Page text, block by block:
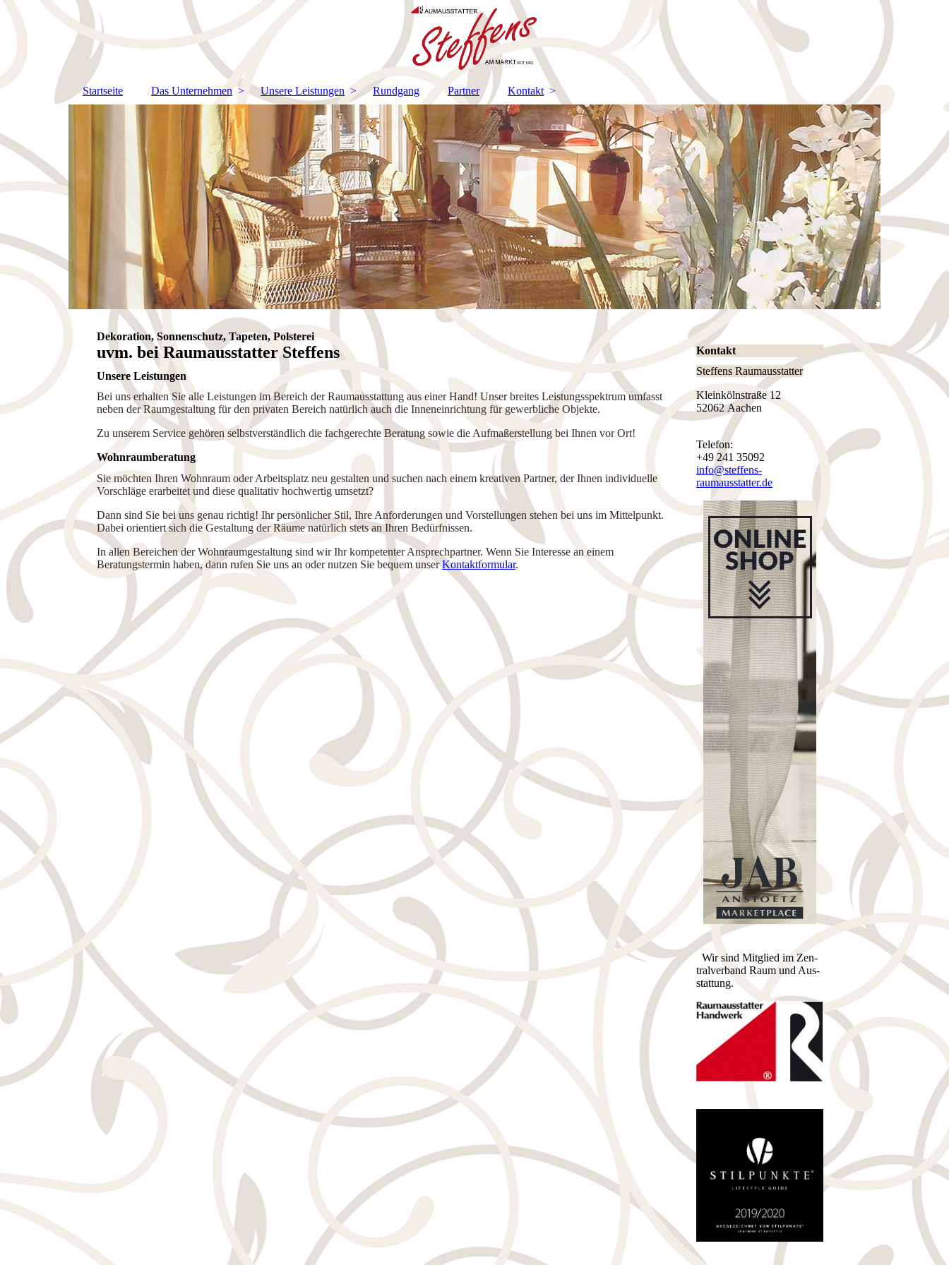
Startseite Das Unternehmen Unsere Leistungen Rundgang Partner Kontakt
Dekoration, Son­nen­schutz, Tapeten, Polsterei
uvm. bei Raumausstatter Steffens
Unsere Leistungen
Bei uns erhalten Sie alle Leistungen im Bereich der Raumausstattung aus einer Hand! Unser breites Leistungsspektrum umfasst
neben der Raumgestaltung für den privaten Bereich na­tür­lich auch die Inneneinrichtung für ge­werb­liche Objekte.
Zu unserem Service gehören selbst­ver­ständ­lich die fachgerechte Beratung sowie die Aufmaßerstellung bei Ihnen vor Ort!
Wohnraumberatung
Sie möchten Ihren Wohnraum oder Arbeitsplatz neu gestalten und suchen nach einem kreativen Partner, der Ihnen individuelle
Vorschläge erarbeitet und diese qualitativ hochwertig umsetzt?
Dann sind Sie bei uns genau richtig! Ihr persönlicher Stil, Ihre Anforderungen und Vorstellungen stehen bei uns im Mittelpunkt.
Dabei orientiert sich die Gestaltung der Räume natürlich stets an Ihren Bedürfnissen.
In allen Bereichen der Wohnraumgestaltung sind wir Ihr kompetenter An­sprech­part­ner. Wenn Sie Interesse an einem
Beratungstermin haben, dann rufen Sie uns an oder nutzen Sie bequem unserKontaktformular.
Kontakt
Steffens Raumausstatter
Kleinkölnstraße 12
52062 Aachen
Telefon:
+49 241 35092
info@steffens-
raumausstatter.de
Wir sind Mitglied im Zen­
tral­ver­band Raum und Aus­
stat­tung.